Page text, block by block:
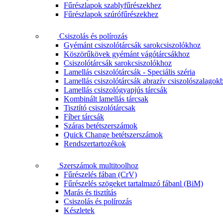
Fűrészlapok szablyfűrészekhez
Fűrészlapok szúrófűrészekhez
Csiszolás és polírozás
Gyémánt csiszolótárcsák sarokcsiszolókhoz
Köszörűkövek gyémánt vágótárcsákhoz
Csiszolótárcsák sarokcsiszolókhoz
Lamellás csiszolótárcsák - Speciális széria
Lamellás csiszolótárcsák abrazív
Lamellás csiszológyapjús tárcsák
Kombinált lamellás tárcsak
Tisztító csiszolótárcsak
Fíber tárcsák
Száras betétszerszámok
Quick Change betétszerszámok
Rendszertartozékok
Szerszámok multitoolhoz
Fűrészelés fában (CrV)
Fűrészelés szögeket tartalmazó fábanl (BiM)
Marás és tisztítás
Csiszolás és polírozás
Készletek